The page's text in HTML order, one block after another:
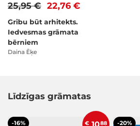
22,76 €
25,95 €
Gribu būt arhitekts.
Iedvesmas grāmata
bērniem
Daina Ēķe
Līdzīgas grāmatas
-16% € 88 -20%